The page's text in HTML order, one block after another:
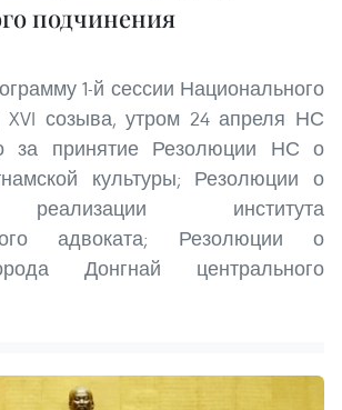
подчинения
1-й сессии Национального
созыва, утром 24 апреля НС
за принятие Резолюции НС о
культуры; Резолюции о
института
адвоката; Резолюции о
Донгнай центрального